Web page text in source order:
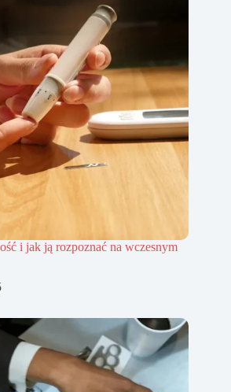
i jak ją rozpoznać na wczesnym